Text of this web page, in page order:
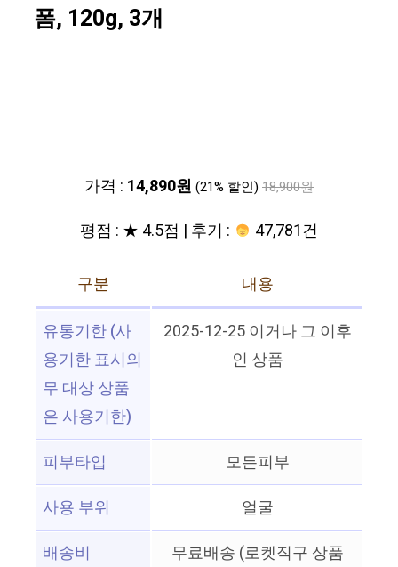
폼, 120g, 3개
가격 : 14,890원 (21% 할인) 18,900원
평점 : ★ 4.5점 | 후기 : 47,781건
구분
내용
유통기한 (사
용기한 표시의
무 대상 상품
은 사용기한)
2025-12-25 이거나 그 이후
인 상품
피부타입
모든피부
사용 부위
얼굴
배송비
무료배송 (로켓직구 상품